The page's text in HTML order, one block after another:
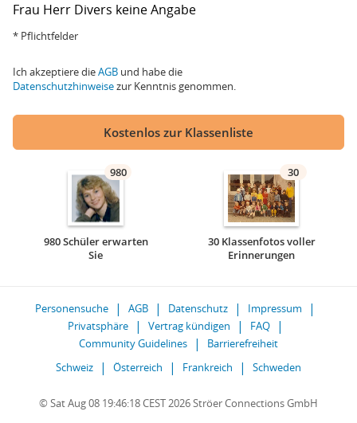
Frau Herr Divers keine Angabe
* Pflichtfelder
Ich akzeptiere dieAGB und habe die
Datenschutzhinweisezur Kenntnis genommen.
Kostenlos zur Klassenliste
980
980 Schüler erwarten
Sie
30
30 Klassenfotos voller
Erinnerungen
Personensuche AGB Datenschutz
Impressum
Privatsphäre
Vertrag kündigen
FAQ
Community Guidelines
Barrierefreiheit
Schweiz
Österreich Frankreich Schweden
© Sat Aug 08 19:46:18 CEST 2026 Ströer Connections GmbH